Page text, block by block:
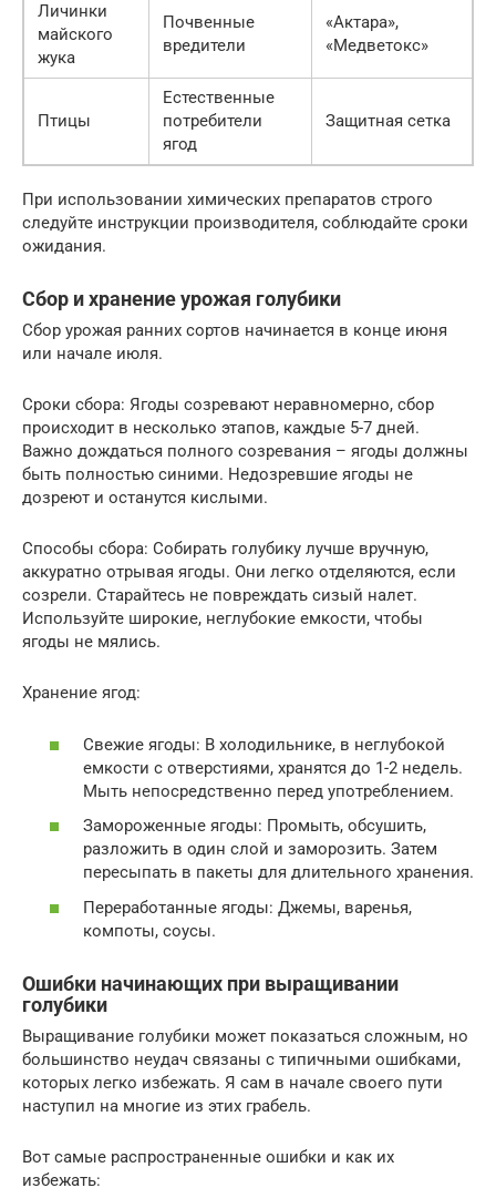
Личинки
майского
жука
Почвенные
вредители
«Актара»,
«Медветокс»
Птицы
Естественные
потребители
ягод
Защитная сетка
При использовании химических препаратов строго
следуйте инструкции производителя, соблюдайте сроки
ожидания.
Сбор и хранение урожая голубики
Сбор урожая ранних сортов начинается в конце июня
или начале июля.
Сроки сбора: Ягоды созревают неравномерно, сбор
происходит в несколько этапов, каждые 5-7 дней.
Важно дождаться полного созревания – ягоды должны
быть полностью синими. Недозревшие ягоды не
дозреют и останутся кислыми.
Способы сбора: Собирать голубику лучше вручную,
аккуратно отрывая ягоды. Они легко отделяются, если
созрели. Старайтесь не повреждать сизый налет.
Используйте широкие, неглубокие емкости, чтобы
ягоды не мялись.
Хранение ягод:
Свежие ягоды: В холодильнике, в неглубокой
емкости с отверстиями, хранятся до 1-2 недель.
Мыть непосредственно перед употреблением.
Замороженные ягоды: Промыть, обсушить,
разложить в один слой и заморозить. Затем
пересыпать в пакеты для длительного хранения.
Переработанные ягоды: Джемы, варенья,
компоты, соусы.
Ошибки начинающих при выращивании
голубики
Выращивание голубики может показаться сложным, но
большинство неудач связаны с типичными ошибками,
которых легко избежать. Я сам в начале своего пути
наступил на многие из этих грабель.
Вот самые распространенные ошибки и как их
избежать: